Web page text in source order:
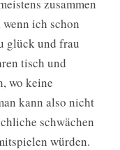
zusammen
ich schon
glück und frau
tisch und
wo keine
kann also nicht
schwächen
würden.